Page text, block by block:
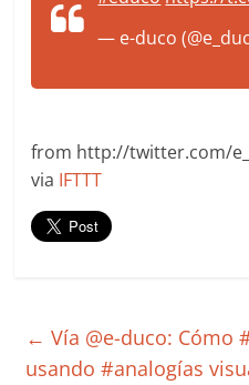
— e-duco
from http://twitter.com/
via IFTTT
← Vía @e-duco: Cómo
usando #analogías